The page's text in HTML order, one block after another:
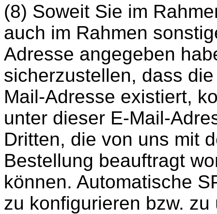
(8) Soweit Sie im
auch im Rahmen
Adresse angegeben
sicherzustellen, dass
Mail-Adresse existiert,
unter dieser E-Mail-
Dritten, die von uns mit
Bestellung beauftragt
können. Automatische
zu konfigurieren bzw. zu